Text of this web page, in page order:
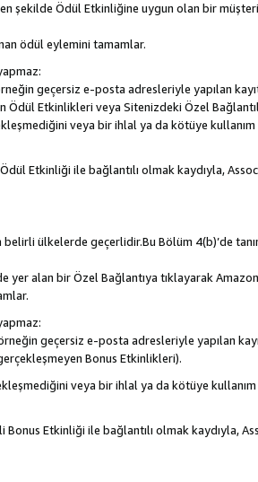
şekilde Ödül Etkinliğine uygun olan bir
ödül eylemini tamamlar.
geçersiz e-posta adresleriyle yapılan
Etkinlikleri veya Sitenizdeki Özel
veya bir ihlal ya da kötüye kullanım
Etkinliği ile bağlantılı olmak kaydıyla,
ülkelerde geçerlidir.Bu Bölüm 4(b)’de
alan bir Özel Bağlantıya tıklayarak
geçersiz e-posta adresleriyle yapılan
Bonus Etkinlikleri).
veya bir ihlal ya da kötüye
Etkinliği ile bağlantılı olmak kaydıyla,